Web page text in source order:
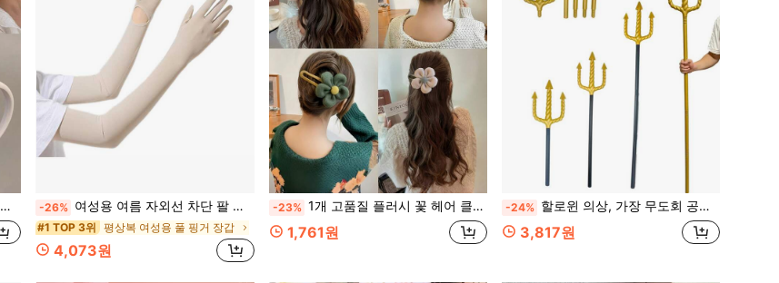
-26% 여성용 여름 자외선 차단 팔 토시, 얇은 긴 야외 사이클링 선블록 슬리브, 터치스크린 쿨링 팔 커버, 여행, 축제
#1 TOP 3위 평상복 여성용 풀 핑거 장갑
4,073원
-23% 1개 고품질 플러시 꽃 헤어 클립 여성용, 업스타일링 헤어 클램프, 대형 헤어 클로 클립, 대체 클로 클립 헤어 클로 헤어 바레트, 겨울, 휴가 의상 여성, 보비 핀, 헤어 액세서리, 헤드 액세서리, 헤어핀
1,761원
-24% 할로윈 의상, 가장 무도회 공연, 죽음의 홀을 위한 황금 나선형 삼지창 플라스틱 소품 무기
3,817원